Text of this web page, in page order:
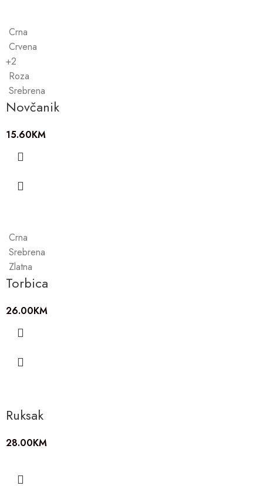
Crna
Crvena
+2
Roza
Srebrena
Novčanik
15.60KM
Crna
Srebrena
Zlatna
Torbica
26.00KM
Ruksak
28.00KM